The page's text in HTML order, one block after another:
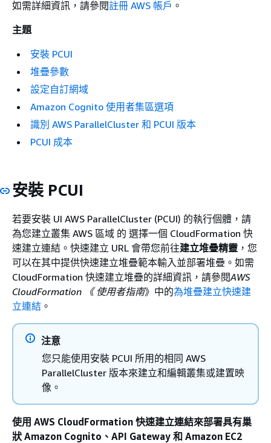
如需詳細資訊，請參閱註冊 AWS 帳戶 。
主題
安裝 PCUI
堆疊參數
設定自訂網域
Amazon Cognito 使用者集區選項
識別 AWS ParallelCluster 和 PCUI 版本
PCUI 成本
安裝 PCUI
若要安裝 UI AWS ParallelCluster (PCUI) 的執行個體，請
為您建立叢集 AWS 區域 的 選擇一個 CloudFormation 快
速建立連結。快速建立 URL 會帶您前往建立堆疊精靈 ，您
可以在其中提供快速建立堆疊範本輸入並部署堆疊。如需
CloudFormation 快速建立堆疊的詳細資訊，請參閱AWS
CloudFormation 《 使用者指南》中的為堆疊建立快速建
立連結 。
注意
您只能使用安裝 PCUI 所用的相同 AWS
ParallelCluster 版本來建立和編輯叢集或建置映
像。
使用 AWS CloudFormation 快速建立連結來部署具有巢
狀 Amazon Cognito、API Gateway 和 Amazon EC2